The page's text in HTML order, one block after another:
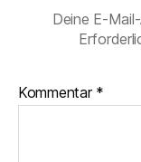
Deine E-
Kommentar *